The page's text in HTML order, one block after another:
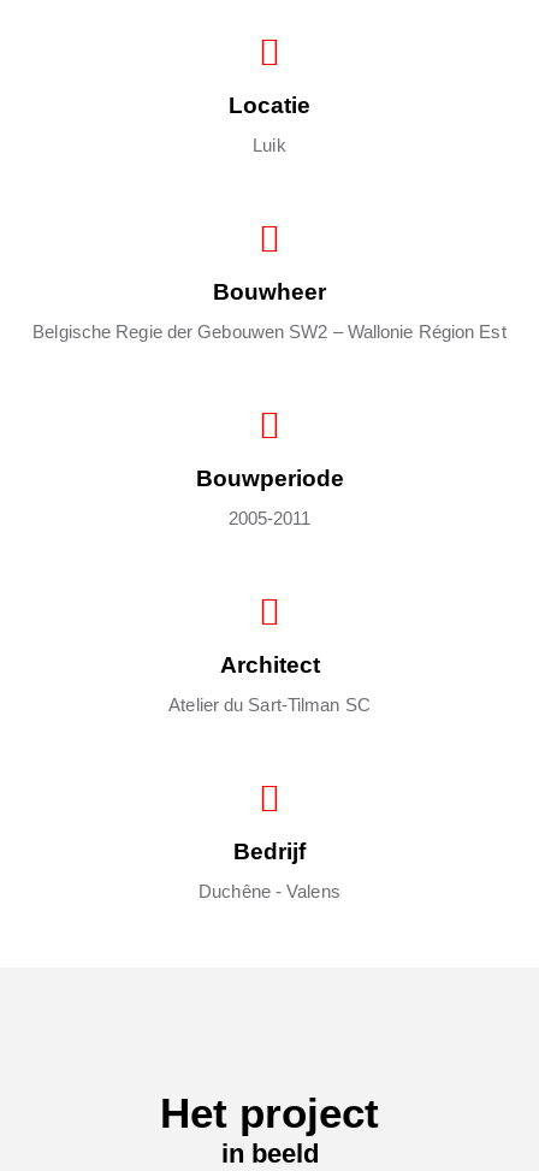
Locatie
Luik
Bouwheer
Belgische Regie der Gebouwen SW2 – Wallonie Région Est
Bouwperiode
2005-2011
Architect
Atelier du Sart-Tilman SC
Bedrijf
Duchêne - Valens
Het project
in beeld